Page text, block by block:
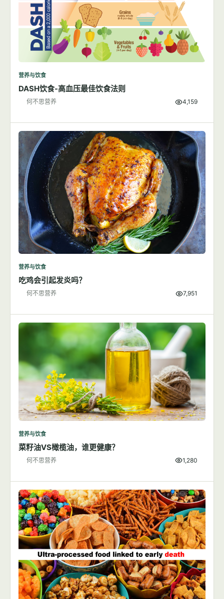
营养与饮食
DASH饮食-高血压最佳饮食法则
何不思营养 4,159
营养与饮食
吃鸡会引起发炎吗？
何不思营养 7,951
营养与饮食
菜籽油VS橄榄油，谁更健康？
何不思营养 1,280